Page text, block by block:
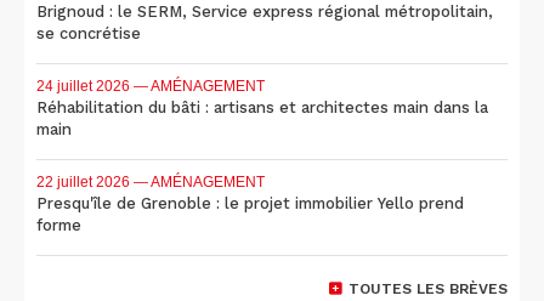
Brignoud : le SERM, Service express régional métropolitain,
se concrétise
24 juillet 2026 — AMÉNAGEMENT
Réhabilitation du bâti : artisans et architectes main dans la
main
22 juillet 2026 — AMÉNAGEMENT
Presqu'île de Grenoble : le projet immobilier Yello prend
forme
TOUTES LES BRÈVES